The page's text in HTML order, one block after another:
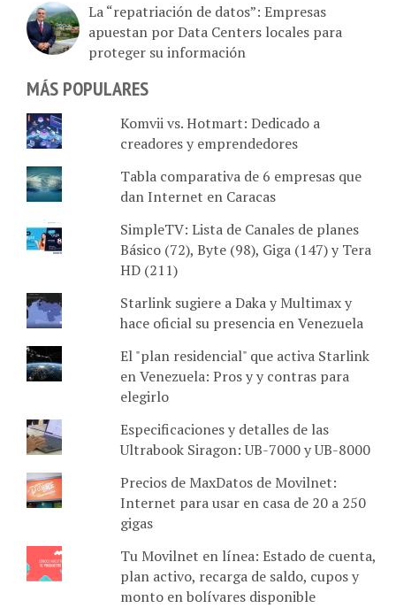
La “repatriación de datos”: Empresas
apuestan por Data Centers locales para
proteger su información
MÁS POPULARES
Komvii vs. Hotmart: Dedicado a
creadores y emprendedores
Tabla comparativa de 6 empresas que
dan Internet en Caracas
SimpleTV: Lista de Canales de planes
Básico (72), Byte (98), Giga (147) y Tera
HD (211)
Starlink sugiere a Daka y Multimax y
hace oficial su presencia en Venezuela
El "plan residencial" que activa Starlink
en Venezuela: Pros y y contras para
elegirlo
Especificaciones y detalles de las
Ultrabook Siragon: UB-7000 y UB-8000
Precios de MaxDatos de Movilnet:
Internet para usar en casa de 20 a 250
gigas
Tu Movilnet en línea: Estado de cuenta,
plan activo, recarga de saldo, cupos y
monto en bolívares disponible